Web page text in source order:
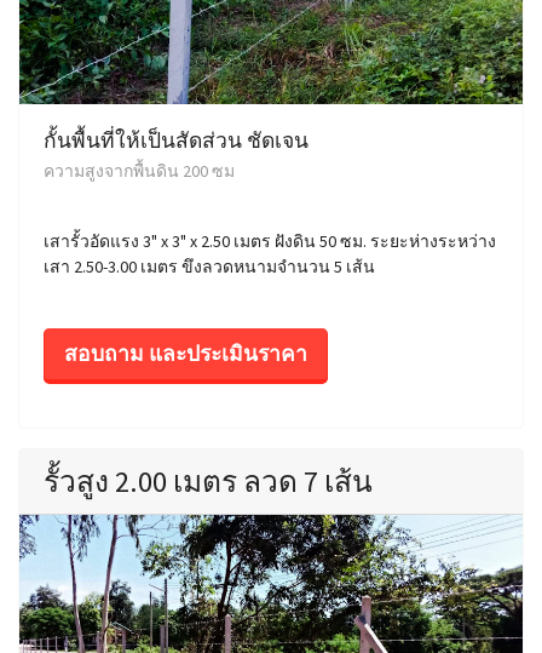
กั้นพื้นที่ให้เป็นสัดส่วน ชัดเจน
ความสูงจากพื้นดิน 200 ซม
เสารั้วอัดแรง 3" x 3" x 2.50 เมตร ฝังดิน 50 ซม. ระยะห่างระหว่าง
เสา 2.50-3.00 เมตร ขึงลวดหนามจำนวน 5 เส้น
สอบถาม และประเมินราคา
รั้วสูง 2.00 เมตร ลวด 7 เส้น